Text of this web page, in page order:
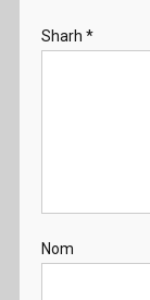
Sharh *
Nom